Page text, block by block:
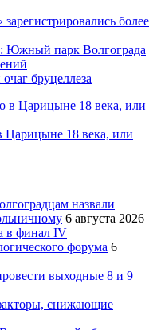
более
Южный парк Волгограда
бруцеллеза
Царицыне 18 века, или
назвали
6 августа 2026
в финал IV
форума 6
выходные 8 и 9
снижающие